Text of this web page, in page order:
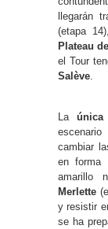
llegarán
(etapa
Plateau
el Tour
Salève
La única
cambiar
en forma
amarillo
Merlette
y resistir
se ha